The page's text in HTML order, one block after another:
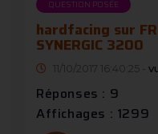
QUESTION POSÉE
hardfacing sur
SYNERGIC 3200
11/10/2017 16:40:25 -
Réponses : 9
Affichages : 1299